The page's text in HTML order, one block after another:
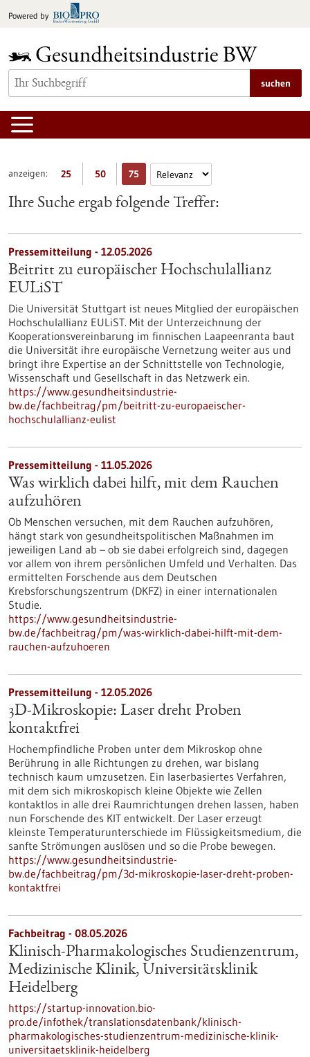
Inhalt
Powered by
suchen
anzeigen: 25 50 75
Ihre Suche ergab folgende Treffer:
Pressemitteilung - 12.05.2026
Beitritt zu europäischer Hochschulallianz
EULiST
Die Universität Stuttgart ist neues Mitglied der europäischen
Hochschulallianz EULiST. Mit der Unterzeichnung der
Kooperationsvereinbarung im finnischen Laapeenranta baut
die Universität ihre europäische Vernetzung weiter aus und
bringt ihre Expertise an der Schnittstelle von Technologie,
Wissenschaft und Gesellschaft in das Netzwerk ein.
https://www.gesundheitsindustrie-
bw.de/fachbeitrag/pm/beitritt-zu-europaeischer-
hochschulallianz-eulist
Pressemitteilung - 11.05.2026
Was wirklich dabei hilft, mit dem Rauchen
aufzuhören
Ob Menschen versuchen, mit dem Rauchen aufzuhören,
hängt stark von gesundheitspolitischen Maßnahmen im
jeweiligen Land ab – ob sie dabei erfolgreich sind, dagegen
vor allem von ihrem persönlichen Umfeld und Verhalten. Das
ermittelten Forschende aus dem Deutschen
Krebsforschungszentrum (DKFZ) in einer internationalen
Studie.
https://www.gesundheitsindustrie-
bw.de/fachbeitrag/pm/was-wirklich-dabei-hilft-mit-dem-
rauchen-aufzuhoeren
Pressemitteilung - 12.05.2026
3D-Mikroskopie: Laser dreht Proben
kontaktfrei
Hochempfindliche Proben unter dem Mikroskop ohne
Berührung in alle Richtungen zu drehen, war bislang
technisch kaum umzusetzen. Ein laserbasiertes Verfahren,
mit dem sich mikroskopisch kleine Objekte wie Zellen
kontaktlos in alle drei Raumrichtungen drehen lassen, haben
nun Forschende des KIT entwickelt. Der Laser erzeugt
kleinste Temperaturunterschiede im Flüssigkeitsmedium, die
sanfte Strömungen auslösen und so die Probe bewegen.
https://www.gesundheitsindustrie-
bw.de/fachbeitrag/pm/3d-mikroskopie-laser-dreht-proben-
kontaktfrei
Fachbeitrag - 08.05.2026
Klinisch-Pharmakologisches Studienzentrum,
Medizinische Klinik, Universitätsklinik
Heidelberg
https://startup-innovation.bio-
pro.de/infothek/translationsdatenbank/klinisch-
pharmakologisches-studienzentrum-medizinische-klinik-
universitaetsklinik-heidelberg